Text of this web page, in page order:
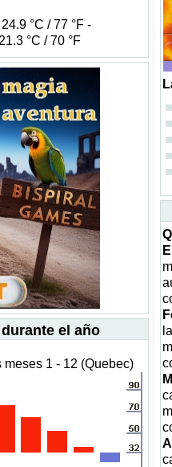
°C / 77 °F -
°C / 70 °F
el año
1 - 12 (Quebec)